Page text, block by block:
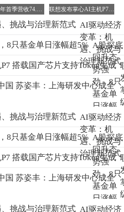
领域，这需要算法、算力、数据
中心主任周涛从技术演进规律分
智能的跨越，其难度不亚于可控
通用机器人需要同时解决环境感
多重难题，这涉及计算机视觉、
个基础学科的交叉突破。"
何建立有效的风险防控机制成为
为，AI发展需要构建"技术突破-
融发展与监管科技研究中心主任
资呈现非理性繁荣特征。2025年
8000亿美元，较三年前增长12
技术泡沫，既威胁金融稳定，也
B站2026年首季营收74.7亿，净利润同比大增62% 联想发布掌心AI主机P7 搭载国产此芯P1 免费Token生成功能引关注
AI驱动经济
变革：机
遇、挑战与
治理新范式
A股探底
回升态
势强
劲，8只
基金单
日涨幅
超5%
AI驱动经济
变革：机
遇、挑战与
治理新范式
A股探底
回升态
势强
劲，8只
基金单
日涨幅
AI驱动经济